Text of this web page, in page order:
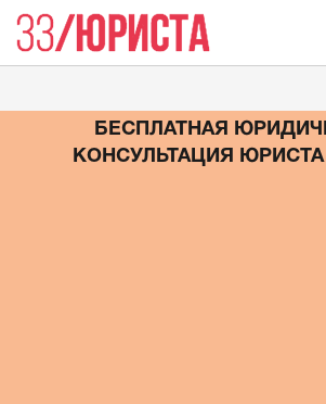
БЕСПЛАТНАЯ
КОНСУЛЬТАЦИЯ